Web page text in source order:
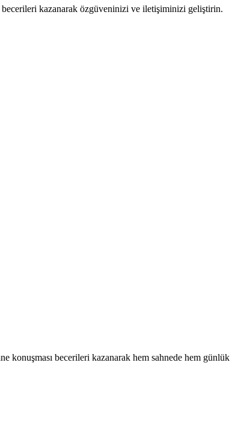
kazanarak özgüveninizi ve iletişiminizi geliştirin.
konuşması becerileri kazanarak hem sahnede hem günlük